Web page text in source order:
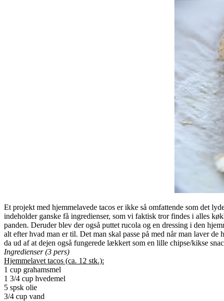
Et projekt med hjemmelavede tacos er ikke så omfattende som det
indeholder ganske få ingredienser, som vi faktisk tror findes i alles
panden. Deruder blev der også puttet rucola og en dressing i den
alt efter hvad man er til. Det man skal passe på med når man laver
da ud af at dejen også fungerede lækkert som en lille chipse/kikse
Ingredienser (3 pers)
Hjemmelavet tacos (ca. 12 stk.):
1 cup grahamsmel
1 3/4 cup hvedemel
5 spsk olie
3/4 cup vand